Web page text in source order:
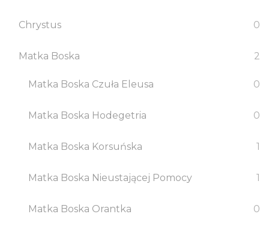
Chrystus 0
Matka Boska 2
Matka Boska Czuła Eleusa 0
Matka Boska Hodegetria 0
Matka Boska Korsuńska 1
Matka Boska Nieustającej Pomocy 1
Matka Boska Orantka 0